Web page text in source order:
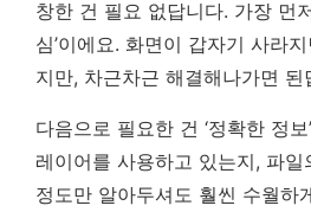
창한 건 필요 없답니다. 가장 먼
심’이에요. 화면이 갑자기 사라
지만, 차근차근 해결해나가면 된
다음으로 필요한 건 ‘정확한 정
레이어를 사용하고 있는지, 파
정도만 알아두셔도 훨씬 수월하